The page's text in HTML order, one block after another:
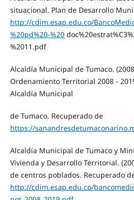
situacional. Plan de Desarrollo
http://cdim.esap.edu.co/
%20pd%20-%20
%2011.pdf
Alcaldía Municipal de Tumaco.
Ordenamiento Territorial 2008 -
Alcaldía Municipal
de Tumaco. Recuperado de
https://
Alcaldía Municipal de Tumaco y
Vivienda y Desarrollo Territorial.
de centros poblados. Recuperado
http://cdim.esap.edu.co/